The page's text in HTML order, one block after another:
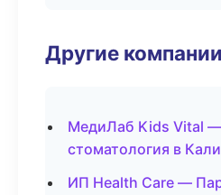
Другие компании
МедиЛаб Kids Vital —
стоматология в
ИП Health Care —